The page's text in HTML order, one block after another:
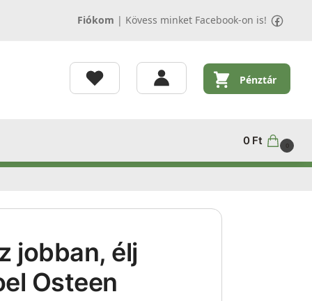
Fiókom | Kövess minket Facebook-on is!
Pénztár
0 Ft 0
jobban, élj
Osteen